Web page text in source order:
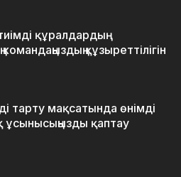
құралдардың
командаңыздың құзыреттілігін
тарту мақсатында өнімді
қаптау